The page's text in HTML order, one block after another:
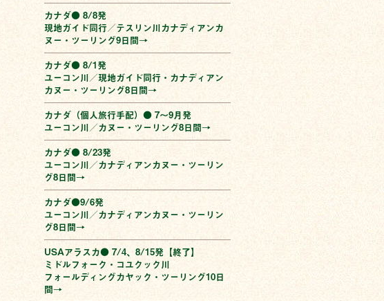
カナダ● 8/8発
現地ガイド同行／テスリン川カナディアンカ
ヌー・ツーリング9日間→
カナダ● 8/1発
ユーコン川／現地ガイド同行・カナディアン
カヌー・ツーリング8日間→
カナダ（個人旅行手配）● 7〜9月発
ユーコン川／カヌー・ツーリング8日間→
カナダ● 8/23発
ユーコン川／カナディアンカヌー・ツーリン
グ8日間→
カナダ●9/6発
ユーコン川／カナディアンカヌー・ツーリン
グ8日間→
USAアラスカ● 7/4、8/15発【終了】
ミドルフォーク・コユクック川
フォールディングカヤック・ツーリング10日
間→